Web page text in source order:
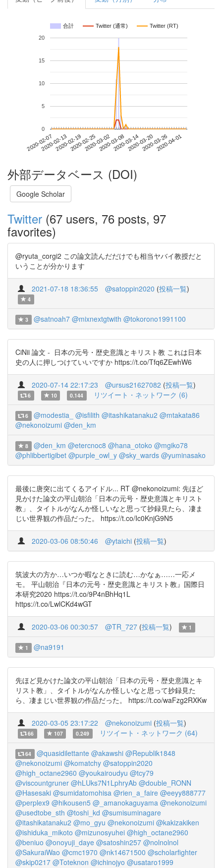
合計 Twitter (通常) Twitter (RT)
2020-02-072020-02-132020-02-192020-02-252020-03-022020-03-082020-03-142020-03-202020-03-262020-04-01
0
5
10
15
20
外部データベース (DOI)
Google Scholar
Twitter (67 users, 76 posts, 97
favorites)
@ryuta_corgi2 この論文読んだだけでも相当ヤバイ教授だと
いうことが分かります
2021-07-18 18:36:55 @satoppin2020 (投稿一覧)
4
3 @satnoah7 @mixnextgtwith @tokorono1991100
CiNii 論文 - 日本の元号・歴史意識とキリスト教 これは日本
史の人に押しつけていいですか https://t.co/Tfq6ZEwhW6
2020-07-14 22:17:23 @ursus21627082 (投稿一覧)
6 10 0.144 リツイート・ネットワーク (6)
6 @modestia_ @isfilith @itashikatanaku2 @mtakata86
@nekonoizumi @den_km
8 @den_km @etercnoc8 @hana_otoko @mgiko78
@phlibbertigibet @purple_owl_y @sky_wards @yuminasako
最後に唐突に出てくるアイドル... RT @nekonoizumi: 先ほど
見かけた論文の平山朝治「日本の元号・歴史意識とキリスト
教」、タイトルがなんか怪しいなと思って抄録見たら、凄ま
じい世界観の作品だった。 https://t.co/Ic0KnjG9N5
2020-03-06 08:50:46 @ytaichi (投稿一覧)
筑波大の方か…いつか暇なときに読む…かなぁ……一応メ
モ。 平山朝治『日本の元号・歴史意識とキリスト教』国際日
本研究2020 https://t.co/9P4nBhHq1L
https://t.co/LwlCKd4wGT
2020-03-06 00:30:57 @TR_727 (投稿一覧) 1
1 @na9191
先ほど見かけた論文の平山朝治「日本の元号・歴史意識とキ
リスト教」、タイトルがなんか怪しいなと思って抄録見た
ら、凄まじい世界観の作品だった。 https://t.co/waFzg2RXKw
2020-03-05 23:17:22 @nekonoizumi (投稿一覧)
66 107 0.249 リツイート・ネットワーク (64)
64 @quasidilettante @akawshi @Republik1848
@nekonoizumi @komatchy @satoppin2020
@high_octane2960 @youkairoudyu @tcy79
@viscountgruner @hLUks7N1LphryAb @double_RONN
@Hasesaki @sumidatomohisa @rien_a_faire @eeyy888777
@perplex9 @hikousen5 @_amanokaguyama @nekonoizumi
@usedtobe_sth @toshi_kd @sumisuminagare
@itashikatanaku2 @mo_gyu @nekonoizumi @kakizakiken
@ishiduka_mikoto @mizunosyuhei @high_octane2960
@beniuo @onoyuji_daye @satoshin257 @nolnolnol
@SakuraiWao @cmc1970 @nk14671500 @scholarfighter
@skip0217 @Toteknon @ichinojyo @usataro1999